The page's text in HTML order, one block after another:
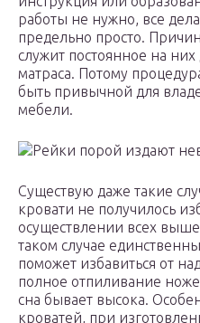
работы не нужно, все
предельно просто.
служит постоянное на
матраса. Потому
быть привычной для
мебели.
Рейки порой издают
Существую даже такие
кровати не получилось
осуществлении всех
таком случае
поможет избавиться от
полное отпиливание
сна бывает высока.
кроватей, при